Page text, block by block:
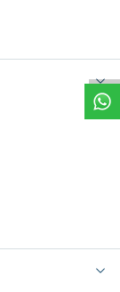
W
h
t
s
a
p
p
D
e
s
e
H
a
t
t